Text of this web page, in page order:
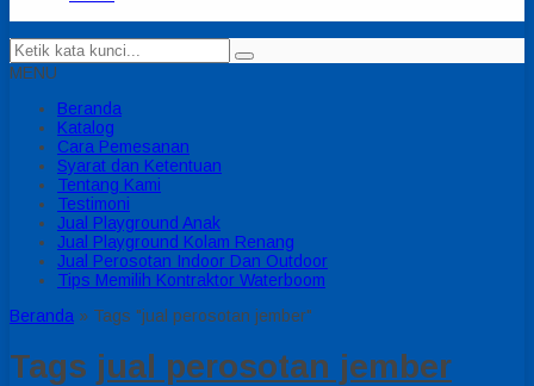
MENU
Beranda
Katalog
Cara Pemesanan
Syarat dan Ketentuan
Tentang Kami
Testimoni
Jual Playground Anak
Jual Playground Kolam Renang
Jual Perosotan Indoor Dan Outdoor
Tips Memilih Kontraktor Waterboom
Beranda » Tags "jual perosotan jember"
Tags jual perosotan jember